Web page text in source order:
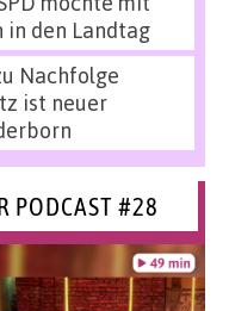
in den Landtag
Nachfolge
ist neuer
PODCAST #28